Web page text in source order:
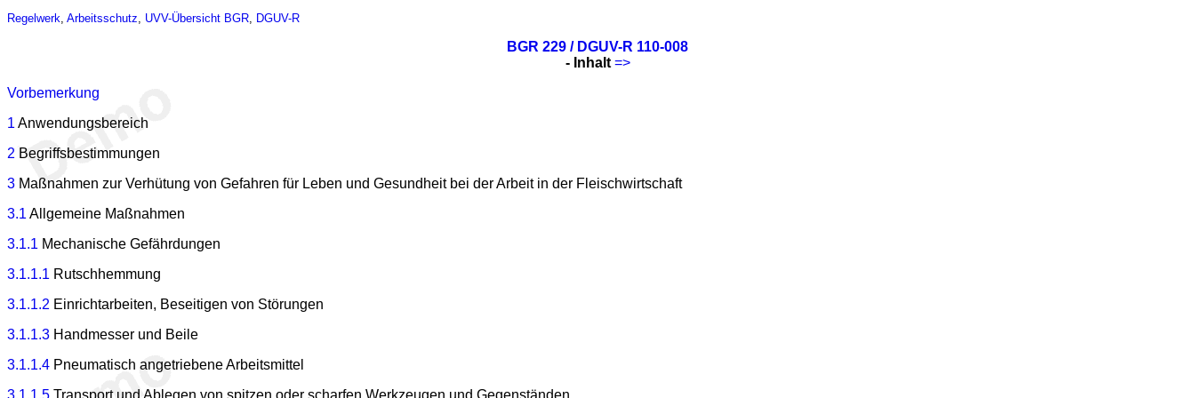
Regelwerk Arbeitsschutz UVV-Übersicht BGR DGUV-R
BGR 229 / DGUV-R 110-008
- Inhalt =>
Vorbemerkung
1 Anwendungsbereich
2 Begriffsbestimmungen
3 Maßnahmen zur Verhütung von Gefahren für Leben und Gesundheit bei der Arbeit in der Fleischwirtschaft
3.1 Allgemeine Maßnahmen
3.1.1 Mechanische Gefährdungen
3.1.1.1 Rutschhemmung
3.1.1.2 Einrichtarbeiten, Beseitigen von Störungen
3.1.1.3 Handmesser und Beile
3.1.1.4 Pneumatisch angetriebene Arbeitsmittel
3.1.1.5 Transport und Ablegen von spitzen oder scharfen Werkzeugen und Gegenständen